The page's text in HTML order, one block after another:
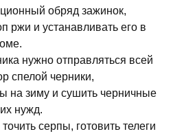
обряд зажинок,
ржи и устанавливать его в
нужно отправляться всей
спелой черники,
на зиму и сушить черничные
нужд.
серпы, готовить телеги